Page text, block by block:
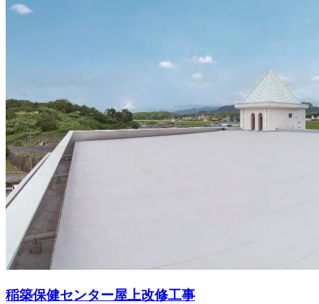
稲築保健センター屋上改修工事